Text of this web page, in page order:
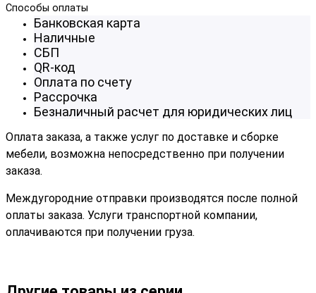
Способы оплаты
Банковская карта
Наличные
СБП
QR-код
Оплата по счету
Рассрочка
Безналичный расчет для юридических лиц
Оплата заказа, а также услуг по доставке и сборке
мебели, возможна непосредственно при получении
заказа.
Междугородние отправки производятся после полной
оплаты заказа. Услуги транспортной компании,
оплачиваются при получении груза.